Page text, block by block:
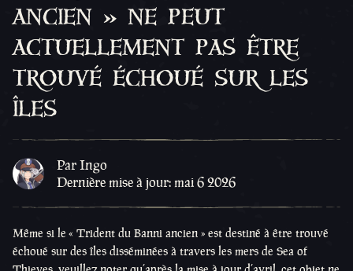
ancien » ne peut
actuellement pas être
trouvé échoué sur les
îles
Par Ingo
Dernière mise à jour: mai 6 2026
Même si le « Trident du Banni ancien » est destiné à être trouvé
échoué sur des îles disséminées à travers les mers de Sea of